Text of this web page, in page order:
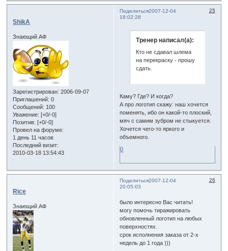
Поделиться 25
2007-12-04
18:02:28
ShikA
Знающий АФ
Зарегистрирован: 2006-09-07
Приглашений: 0
Сообщений: 100
Уважение: [+0/-0]
Позитив: [+0/-0]
Провел на форуме:
1 день 11 часов
Последний визит:
2010-03-18 13:54:43
Тренер написал(а):
Кто не сдавал шлема
на перекраску - прошу
сдать.
Каму? Где? И когда?
А про логотип скажу: наш хочется
поменять, ибо он какой-то плоский,
мяч с самим зубром не стыкуется.
Хочется чего-то яркого и
объемного.
0
Поделиться 26
2007-12-04
20:05:03
Rice
Знающий АФ
было интересно Вас читать!
могу помочь тиражировать
обновленный логотип на любых
поверхностях.
срок исполнения заказа от 2-х
недель до 1 года )))